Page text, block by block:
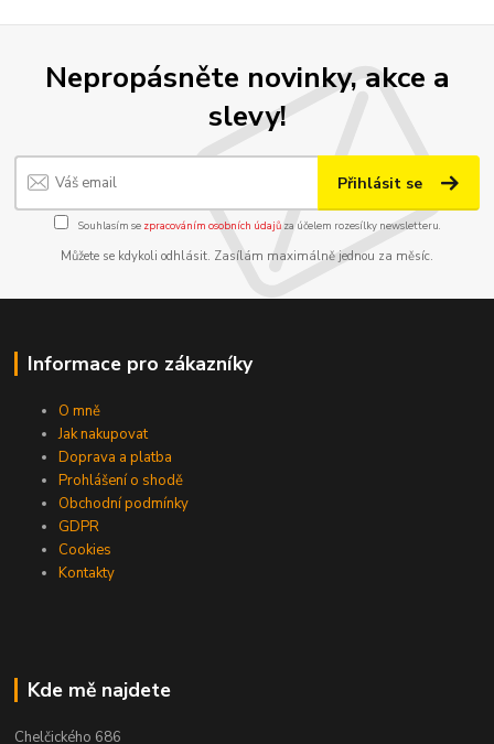
Nepropásněte novinky, akce a
slevy!
Přihlásit se
Souhlasím se zpracováním osobních údajůza účelem rozesílky newsletteru.
Můžete se kdykoli odhlásit. Zasílám maximálně jednou za měsíc.
Informace pro zákazníky
O mně
Jak nakupovat
Doprava a platba
Prohlášení o shodě
Obchodní podmínky
GDPR
Cookies
Kontakty
Kde mě najdete
Chelčického 686